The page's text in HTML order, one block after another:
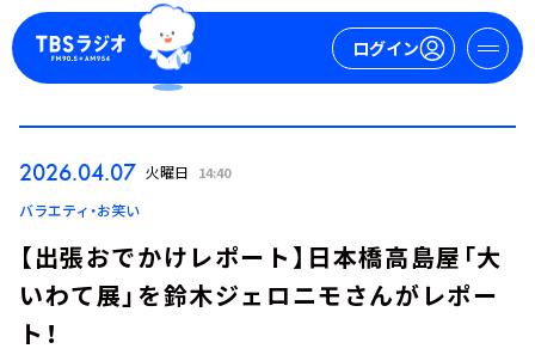
ログイン
ログイン
2026.04.07 火曜日 14:40
バラエティ・お笑い
【出張おでかけレポート】日本橋高島屋「大
いわて展」を鈴木ジェロニモさんがレポー
ト！